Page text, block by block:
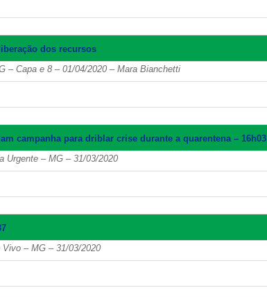
dos recursos
– Capa e 8 – 01/04/2020 – Mara Bianchetti
campanha para driblar crise durante a quarentena – 16h03
Urgente – MG – 31/03/2020
– MG – 31/03/2020